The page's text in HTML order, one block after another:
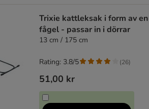
Trixie kattleksak i form av en
fågel - passar in i dörrar
13 cm / 175 cm
51,00 kr
Rating: 3.8/5 (26)